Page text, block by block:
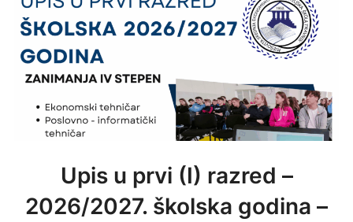
Upis u prvi (I) razred –
2026/2027. školska godina –